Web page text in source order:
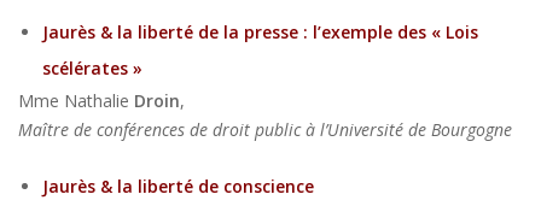
Jaurès & la liberté de la presse : l’exemple des « Lois
scélérates »
Mme Nathalie Droin,
Maître de conférences de droit public à l’Université de Bourgogne
Jaurès & la liberté de conscience